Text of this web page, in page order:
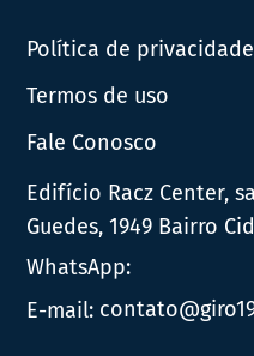
Política de privacidade
Termos de uso
Fale Conosco
Edifício Racz Center,
Guedes, 1949 Bairro
WhatsApp:
E-mail: